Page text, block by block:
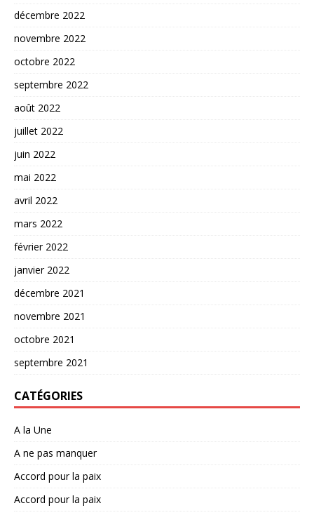
décembre 2022
novembre 2022
octobre 2022
septembre 2022
août 2022
juillet 2022
juin 2022
mai 2022
avril 2022
mars 2022
février 2022
janvier 2022
décembre 2021
novembre 2021
octobre 2021
septembre 2021
CATÉGORIES
A la Une
A ne pas manquer
Accord pour la paix
Accord pour la paix